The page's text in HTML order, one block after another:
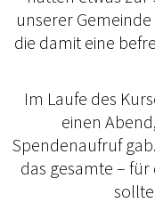
unserer
die damit eine
Im Laufe des
einen
Spendenaufruf
das gesamte – für